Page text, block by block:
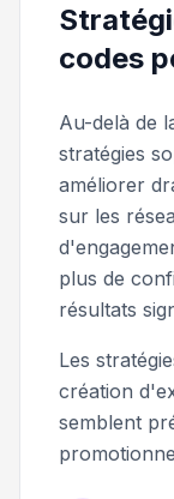
codes
Au-delà de
stratégies
améliorer
sur les
plus de
résultats
Les
création
semblent